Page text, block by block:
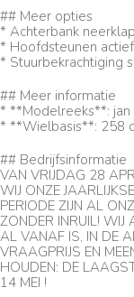
## Meer opties
* Achterbank
* Hoofdsteunen actief
* Stuurbekrachtiging
## Meer informatie
* **Modelreeks**:
* **Wielbasis**: 258
## Bedrijfsinformatie
VAN VRIJDAG 28
WIJ ONZE
PERIODE ZIJN AL
ZONDER INRUIL! WIJ
AL VANAF IS, IN DE
VRAAGPRIJS EN
HOUDEN: DE
14 MEI !